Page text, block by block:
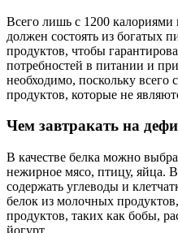
Всего лишь с 1200
должен состоять из богатых
продуктов, чтобы
потребностей в питании и
необходимо, поскольку всего
продуктов, которые не
Чем завтракать на
В качестве белка можно
нежирное мясо, птицу, яйца.
содержать углеводы и
белок из молочных
продуктов, таких как бобы,